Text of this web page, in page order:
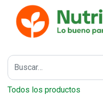
Todos los productos